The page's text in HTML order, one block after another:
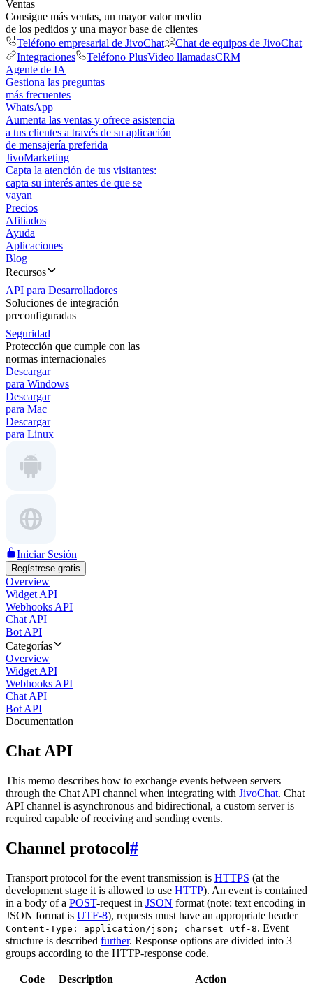
Ventas
Consigue más ventas, un mayor valor medio
de los pedidos y una mayor base de clientes
Teléfono empresarial de JivoChat
Chat de equipos de JivoChat
Integraciones
Teléfono PlusVideo llamadasCRM
Agente de IA
Gestiona las preguntas
más frecuentes
WhatsApp
Aumenta las ventas y ofrece asistencia
a tus clientes a través de su aplicación
de mensajería preferida
JivoMarketing
Capta la atención de tus visitantes:
capta su interés antes de que se
vayan
Precios
Afiliados
Ayuda
Aplicaciones
Blog
Recursos
API para Desarrolladores
Soluciones de integración
preconfiguradas
Seguridad
Protección que cumple con las
normas internacionales
Descargar
para Windows
Descargar
para Mac
Descargar
para Linux
Iniciar Sesión
Regístrese gratis
Overview
Widget API
Webhooks API
Chat API
Bot API
Categorías
Overview
Widget API
Webhooks API
Chat API
Bot API
Documentation
Chat API
This memo describes how to exchange events between servers
through the Chat API channel when integrating with JivoChat. Chat
API channel is asynchronous and bidirectional, a custom server is
required capable of receiving and sending events.
Channel protocol#
Transport protocol for the event transmission is HTTPS (at the
development stage it is allowed to use HTTP). An event is contained
in a body of a POST-request in JSON format (note: text encoding in
JSON format is UTF-8), requests must have an appropriate header
Content-Type: application/json; charset=utf-8. Event
structure is described further. Response options are divided into 3
groups according to the HTTP-response code.
Code Description Action